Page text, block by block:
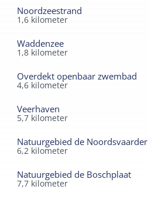
Noordzeestrand
1,6 kilometer
Waddenzee
1,8 kilometer
Overdekt openbaar zwembad
4,6 kilometer
Veerhaven
5,7 kilometer
Natuurgebied de Noordsvaarder
6,2 kilometer
Natuurgebied de Boschplaat
7,7 kilometer